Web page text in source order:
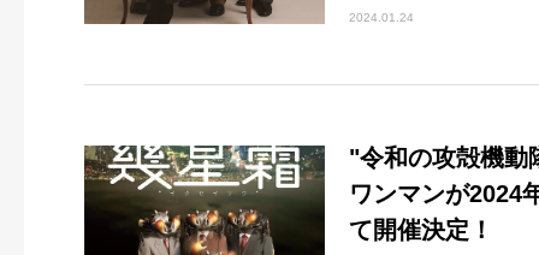
2024.01.24
"令和の攻殻機動
ワンマンが2024
て開催決定！